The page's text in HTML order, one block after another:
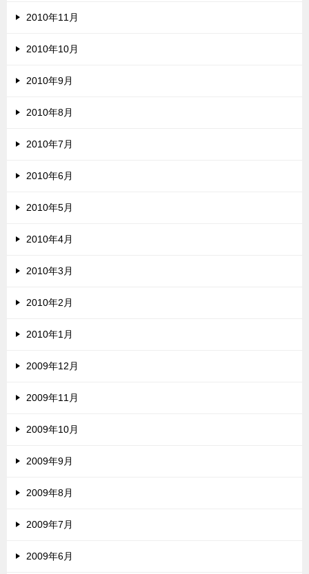
2010年11月
2010年10月
2010年9月
2010年8月
2010年7月
2010年6月
2010年5月
2010年4月
2010年3月
2010年2月
2010年1月
2009年12月
2009年11月
2009年10月
2009年9月
2009年8月
2009年7月
2009年6月